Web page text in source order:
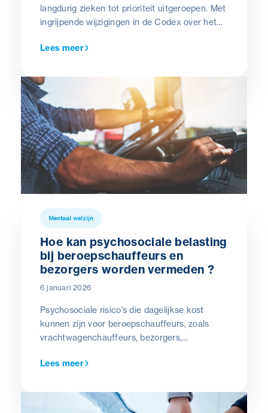
langdurig zieken tot prioriteit uitgeroepen. Met
ingrijpende wijzigingen in de Codex over het
waarop u verzuim beheert. Cohezio helpt u de
beleid.
Lees meer
Mentaal welzijn
Hoe kan psychosociale belasting
bij beroepschauffeurs en
bezorgers worden vermeden ?
6 januari 2026
Psychosociale risico’s die dagelijkse kost
kunnen zijn voor beroepschauffeurs, zoals
vrachtwagenchauffeurs, bezorgers,
of reisbussen. De drie belangrijkste risico’s
door uurroosters en deadlines en ten slotte
het isolement. We willen hier enkele concrete
Lees meer